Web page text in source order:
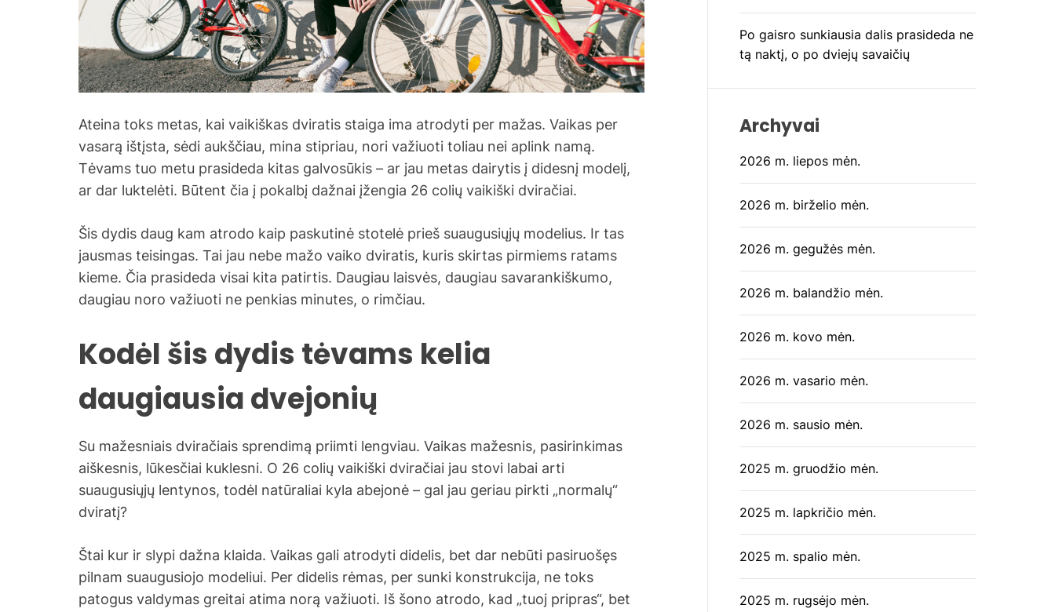
Ateina toks metas, kai vaikiškas dviratis staiga ima atrodyti per mažas. Vaikas per
vasarą ištįsta, sėdi aukščiau, mina stipriau, nori važiuoti toliau nei aplink namą.
Tėvams tuo metu prasideda kitas galvosūkis – ar jau metas dairytis į didesnį modelį,
ar dar luktelėti. Būtent čia į pokalbį dažnai įžengia 26 colių vaikiški dviračiai.
Šis dydis daug kam atrodo kaip paskutinė stotelė prieš suaugusiųjų modelius. Ir tas
jausmas teisingas. Tai jau nebe mažo vaiko dviratis, kuris skirtas pirmiems ratams
kieme. Čia prasideda visai kita patirtis. Daugiau laisvės, daugiau savarankiškumo,
daugiau noro važiuoti ne penkias minutes, o rimčiau.
Kodėl šis dydis tėvams kelia
daugiausia dvejonių
Su mažesniais dviračiais sprendimą priimti lengviau. Vaikas mažesnis, pasirinkimas
aiškesnis, lūkesčiai kuklesni. O 26 colių vaikiški dviračiai jau stovi labai arti
suaugusiųjų lentynos, todėl natūraliai kyla abejonė – gal jau geriau pirkti „normalų“
dviratį?
Štai kur ir slypi dažna klaida. Vaikas gali atrodyti didelis, bet dar nebūti pasiruošęs
pilnam suaugusiojo modeliui. Per didelis rėmas, per sunki konstrukcija, ne toks
patogus valdymas greitai atima norą važiuoti. Iš šono atrodo, kad „tuoj pripras“, bet
Po gaisro sunkiausia dalis prasideda ne
tą naktį, o po dviejų savaičių
Archyvai
2026 m. liepos mėn.
2026 m. birželio mėn.
2026 m. gegužės mėn.
2026 m. balandžio mėn.
2026 m. kovo mėn.
2026 m. vasario mėn.
2026 m. sausio mėn.
2025 m. gruodžio mėn.
2025 m. lapkričio mėn.
2025 m. spalio mėn.
2025 m. rugsėjo mėn.